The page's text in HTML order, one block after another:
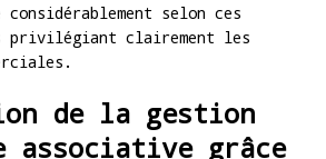
selon ces
privilégiant clairement les
de la gestion
associative grâce